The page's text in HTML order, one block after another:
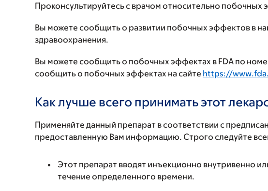
Проконсультируйтесь с врачом относительно побочных
Вы можете сообщить о развитии побочных эффектов в
здравоохранения.
Вы можете сообщить о побочных эффектах в FDA по
сообщить о побочных эффектах на сайте https://
Как лучше всего принимать этот
Применяйте данный препарат в соответствии с
предоставленную Вам информацию. Строго следуйте
Этот препарат вводят инъекционно внутривенно
течение определенного времени.